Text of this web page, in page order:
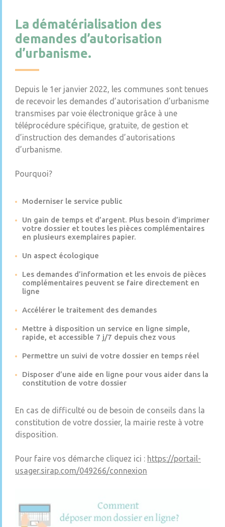
La dématérialisation des
demandes d’autorisation
d’urbanisme.
Depuis le 1er janvier 2022, les communes sont tenues
de recevoir les demandes d’autorisation d’urbanisme
transmises par voie électronique grâce à une
téléprocédure spécifique, gratuite, de gestion et
d’instruction des demandes d’autorisations
d’urbanisme.
Pourquoi?
Moderniser le service public
Un gain de temps et d’argent. Plus besoin d’imprimer
votre dossier et toutes les pièces complémentaires
en plusieurs exemplaires papier.
Un aspect écologique
Les demandes d’information et les envois de pièces
complémentaires peuvent se faire directement en
ligne
Accélérer le traitement des demandes
Mettre à disposition un service en ligne simple,
rapide, et accessible 7 j/7 depuis chez vous
Permettre un suivi de votre dossier en temps réel
Disposer d’une aide en ligne pour vous aider dans la
constitution de votre dossier
En cas de difficulté ou de besoin de conseils dans la
constitution de votre dossier, la mairie reste à votre
disposition.
Pour faire vos démarche cliquez ici : https://portail-
usager.sirap.com/049266/connexion